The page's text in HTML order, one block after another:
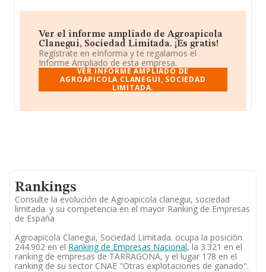
Ver el informe ampliado de Agroapicola
Clanegui, Sociedad Limitada. ¡Es gratis!
Regístrate en eInforma y te regalamos el
Informe Ampliado de esta empresa.
VER INFORME AMPLIADO DE
AGROAPICOLA CLANEGUI, SOCIEDAD
LIMITADA.
Rankings
Consulte la evolución de Agroapicola clanegui, sociedad
limitada. y su competencia en el mayor Ranking de Empresas
de España
Agroapicola Clanegui, Sociedad Limitada. ocupa la posición
244.902 en el Ranking de Empresas Nacional, la 3.321 en el
ranking de empresas de TARRAGONA, y el lugar 178 en el
ranking de su sector CNAE "Otras explotaciones de ganado".